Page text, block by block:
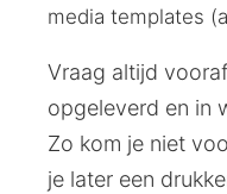
media templates
Vraag altijd
opgeleverd en in
Zo kom je niet
je later een